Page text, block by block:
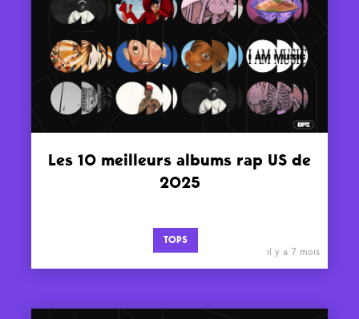
Les 10 meilleurs albums rap US de
2025
TOPS
il y a 7 mois